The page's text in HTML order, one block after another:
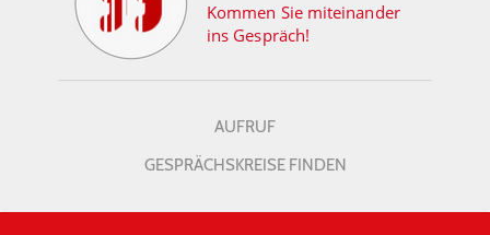
Kommen Sie miteinander
ins Gespräch!
AUFRUF
GESPRÄCHSKREISE FINDEN